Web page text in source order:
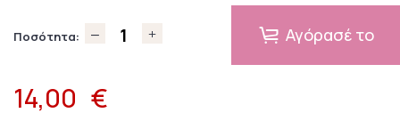
Ποσότητα: Αγόρασέ το
14,00 €